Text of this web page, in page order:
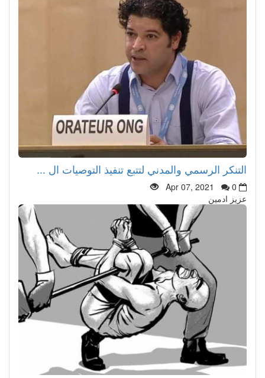
التنكر الرسمي والمدني لتتبع تنفيذ التوصيات ال ...
Apr 07, 2021
0
عزيز ادمين